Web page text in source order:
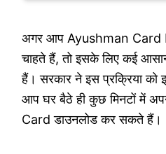
अगर आप Ayushman
चाहते हैं, तो इसके लिए कई
हैं। सरकार ने इस प्रक्रिया को
आप घर बैठे ही कुछ मिनटों में
Card डाउनलोड कर सकते हैं।